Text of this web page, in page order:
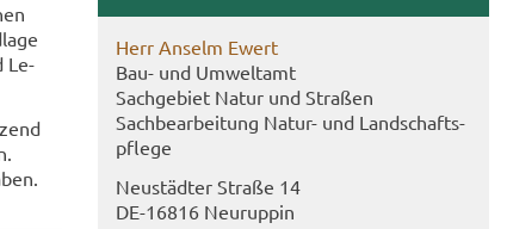
Le­
Herr An­selm Ewert
Bau- und Um­welt­amt
Sach­ge­biet Natur und Stra­ßen
Sach­be­ar­bei­tung Natur-​ und Land­schafts­
pfle­ge
Neu­städ­ter Stra­ße 14
DE-​16816 Neu­rup­pin